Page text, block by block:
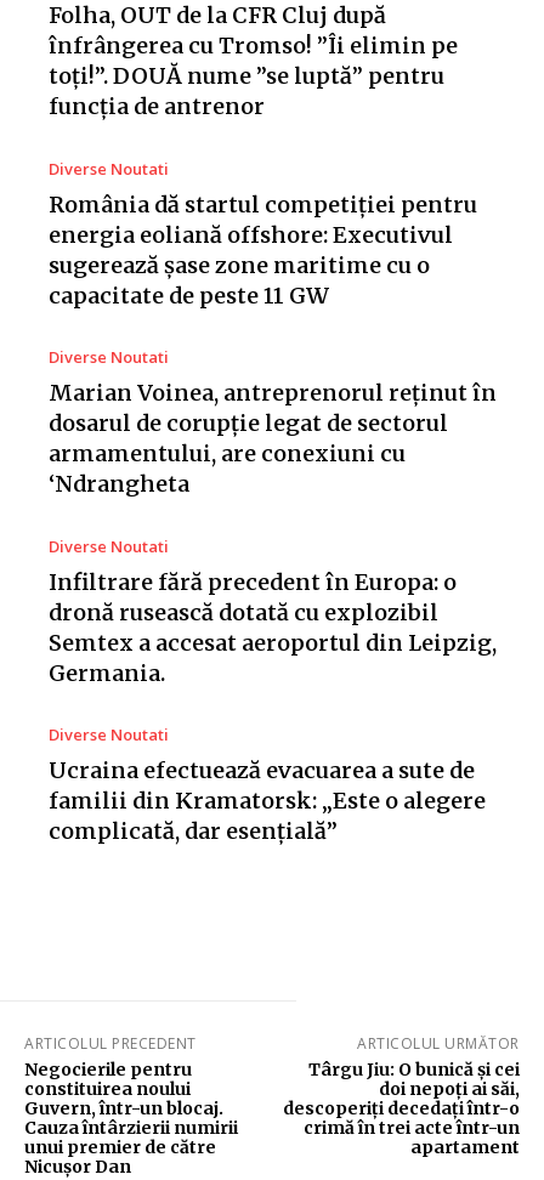
Folha, OUT de la CFR Cluj după
înfrângerea cu Tromso! ”Îi elimin pe
toți!”. DOUĂ nume ”se luptă” pentru
funcția de antrenor
Diverse Noutati
România dă startul competiției pentru
energia eoliană offshore: Executivul
sugerează șase zone maritime cu o
capacitate de peste 11 GW
Diverse Noutati
Marian Voinea, antreprenorul reținut în
dosarul de corupție legat de sectorul
armamentului, are conexiuni cu
‘Ndrangheta
Diverse Noutati
Infiltrare fără precedent în Europa: o
dronă rusească dotată cu explozibil
Semtex a accesat aeroportul din Leipzig,
Germania.
Diverse Noutati
Ucraina efectuează evacuarea a sute de
familii din Kramatorsk: „Este o alegere
complicată, dar esențială”
ARTICOLUL PRECEDENT
Negocierile pentru
constituirea noului
Guvern, într-un blocaj.
Cauza întârzierii numirii
unui premier de către
Nicușor Dan
ARTICOLUL URMĂTOR
Târgu Jiu: O bunică și cei
doi nepoți ai săi,
descoperiți decedați într-o
crimă în trei acte într-un
apartament